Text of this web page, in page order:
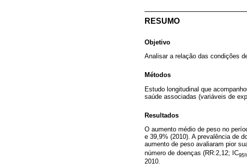
RESUMO
Objetivo
Analisar a relação das condições
Métodos
Estudo longitudinal que
saúde associadas (variáveis de
Resultados
O aumento médio de peso no
e 39,9% (2010). A prevalência de
aumento de peso avaliaram pior
número de doenças (RR:2,12; IC
2010.